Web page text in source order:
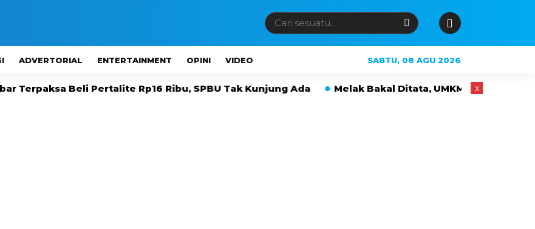
ADVERTORIAL ENTERTAINMENT OPINI VIDEO SABTU, 08 AGU 2026
Beli Pertalite Rp16 Ribu, SPBU Tak Kunjung Ada Melak Bakal Ditata, UMKM Hingga PKL Tak
x